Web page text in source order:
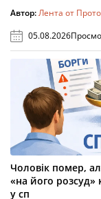
Автор:Лента от
05.08.2026
Чоловік помер,
«на його
у сп